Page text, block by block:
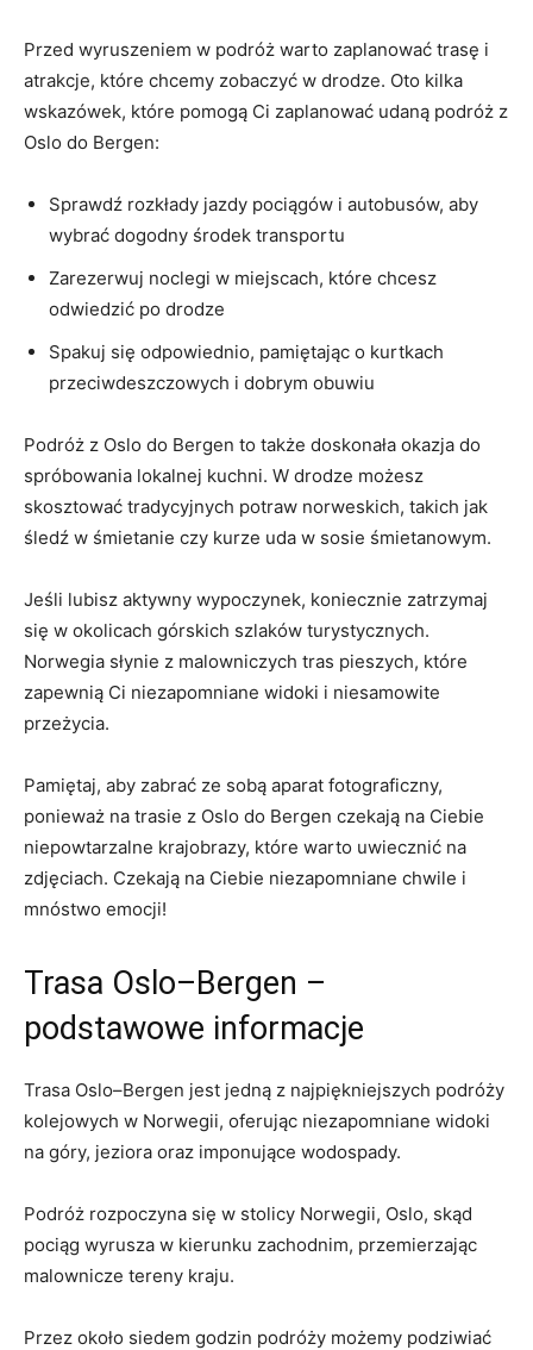
Przed ⁤wyruszeniem w podróż‍ warto⁢ zaplanować trasę i
atrakcje, które chcemy‍ zobaczyć w drodze. Oto⁤ kilka
wskazówek, które pomogą Ci ⁣zaplanować udaną podróż z
Oslo‌ do Bergen:
Sprawdź rozkłady jazdy ⁤pociągów i ‌autobusów,​ aby
wybrać dogodny środek ​transportu
Zarezerwuj noclegi ​w miejscach, które chcesz
odwiedzić​ po drodze
Spakuj się odpowiednio,⁢ pamiętając o kurtkach
przeciwdeszczowych​ i dobrym obuwiu
Podróż z Oslo ​do Bergen to‍ także doskonała​ okazja do
spróbowania​ lokalnej ‍kuchni. W drodze ⁢możesz ​
skosztować‍ tradycyjnych‌ potraw norweskich, takich jak
śledź w śmietanie ⁤czy ⁤kurze uda ​w‌ sosie śmietanowym.
Jeśli lubisz aktywny⁢ wypoczynek,​ koniecznie ‌zatrzymaj⁣
się w okolicach górskich szlaków turystycznych.
Norwegia⁢ słynie z malowniczych tras pieszych,⁢ które
zapewnią⁤ Ci ⁤niezapomniane widoki⁢ i niesamowite
przeżycia.
Pamiętaj, aby zabrać‍ ze sobą ⁤aparat fotograficzny,
ponieważ na trasie z Oslo do Bergen czekają na‌ Ciebie⁣
niepowtarzalne krajobrazy, które ⁤warto uwiecznić ⁤na
zdjęciach. Czekają ⁣na Ciebie niezapomniane chwile‌ i
mnóstwo emocji!
Trasa Oslo–Bergen‍ –
podstawowe‌ informacje
Trasa Oslo–Bergen​ jest⁢ jedną⁣ z najpiękniejszych podróży
kolejowych w ⁣Norwegii, oferując niezapomniane ⁤widoki
na góry, jeziora oraz imponujące wodospady.
Podróż​ rozpoczyna się w stolicy Norwegii, ⁢Oslo,⁢ skąd
pociąg wyrusza w kierunku zachodnim, przemierzając
⁣malownicze tereny⁣ kraju.
Przez około siedem godzin podróży możemy podziwiać